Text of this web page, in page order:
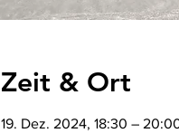
Zeit & Ort
19. Dez. 2024, 18:30 –